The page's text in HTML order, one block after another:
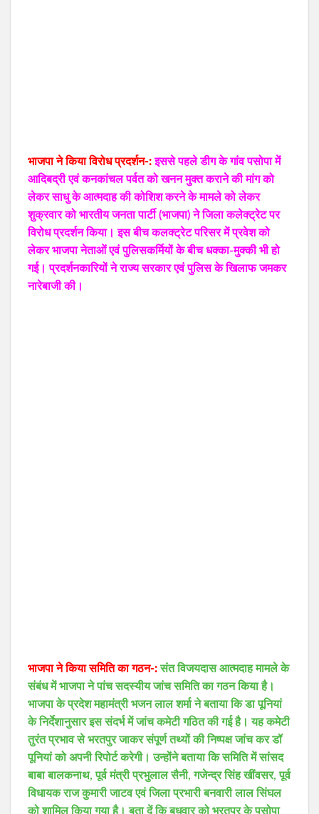
भाजपा ने किया विरोध प्रदर्शन-: इससे पहले डीग के गांव पसोपा में
आदिबद्री एवं कनकांचल पर्वत को खनन मुक्त कराने की मांग को
लेकर साधु के आत्मदाह की कोशिश करने के मामले को लेकर
शुक्रवार को भारतीय जनता पार्टी (भाजपा) ने जिला कलेक्ट्रेट पर
विरोध प्रदर्शन किया। इस बीच कलक्ट्रेट परिसर में प्रवेश को
लेकर भाजपा नेताओं एवं पुलिसकर्मियों के बीच धक्का-मुक्की भी हो
गई। प्रदर्शनकारियों ने राज्य सरकार एवं पुलिस के खिलाफ जमकर
नारेबाजी की।
भाजपा ने किया समिति का गठन-: संत विजयदास आत्मदाह मामले के
संबंध में भाजपा ने पांच सदस्यीय जांच समिति का गठन किया है।
भाजपा के प्रदेश महामंत्री भजन लाल शर्मा ने बताया कि डा पूनियां
के निर्देशानुसार इस संदर्भ में जांच कमेटी गठित की गई है। यह कमेटी
तुरंत प्रभाव से भरतपुर जाकर संपूर्ण तथ्यों की निष्पक्ष जांच कर डॉ
पूनियां को अपनी रिपोर्ट करेगी। उन्होंने बताया कि समिति में सांसद
बाबा बालकनाथ, पूर्व मंत्री प्रभुलाल सैनी, गजेन्द्र सिंह खींवसर, पूर्व
विधायक राज कुमारी जाटव एवं जिला प्रभारी बनवारी लाल सिंघल
को शामिल किया गया है। बता दें कि बुधवार को भरतपुर के पसोपा